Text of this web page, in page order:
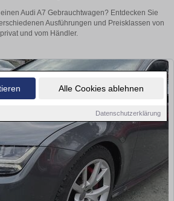
Alle Cookies ablehnen
Datenschutzerklärung
Audi A7 Gebrauchtwagen? Entdecken Sie
Ausführungen und Preisklassen von
privat und vom Händler.